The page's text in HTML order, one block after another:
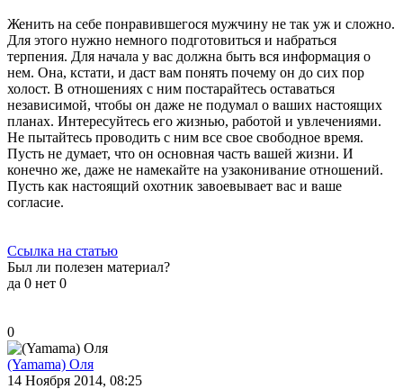
Женить на себе понравившегося мужчину не так уж и сложно.
Для этого нужно немного подготовиться и набраться
терпения. Для начала у вас должна быть вся информация о
нем. Она, кстати, и даст вам понять почему он до сих пор
холост. В отношениях с ним постарайтесь оставаться
независимой, чтобы он даже не подумал о ваших настоящих
планах. Интересуйтесь его жизнью, работой и увлечениями.
Не пытайтесь проводить с ним все свое свободное время.
Пусть не думает, что он основная часть вашей жизни. И
конечно же, даже не намекайте на узаконивание отношений.
Пусть как настоящий охотник завоевывает вас и ваше
согласие.
Ссылка на статью
Был ли полезен материал?
да 0 нет 0
0
(Yamama) Оля
14 Ноября 2014, 08:25